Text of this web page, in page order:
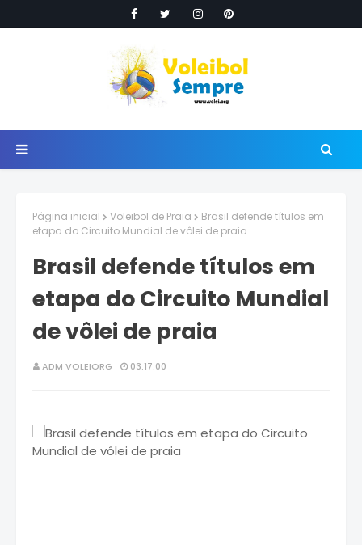
Página inicial Voleibol de Praia
Brasil defende títulos em
etapa do Circuito Mundial de vôlei de praia
Brasil defende títulos em
etapa do Circuito Mundial
de vôlei de praia
ADM VOLEIORG 03:17:00